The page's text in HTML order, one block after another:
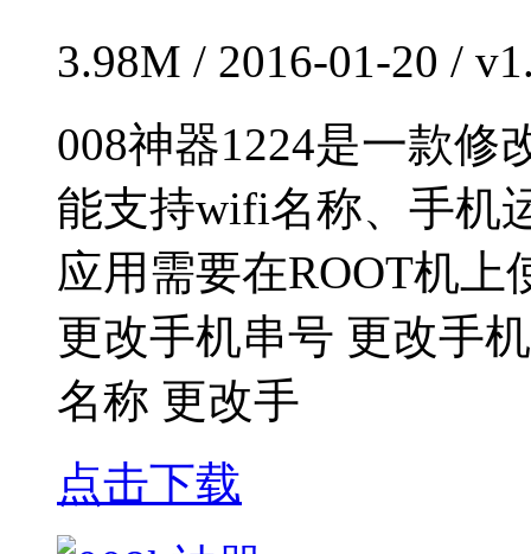
3.98M / 2016-01-20 /
008神器1224是一款修
能支持wifi名称、手机
应用需要在ROOT机
更改手机串号 更改手
名称 更改手
点击下载